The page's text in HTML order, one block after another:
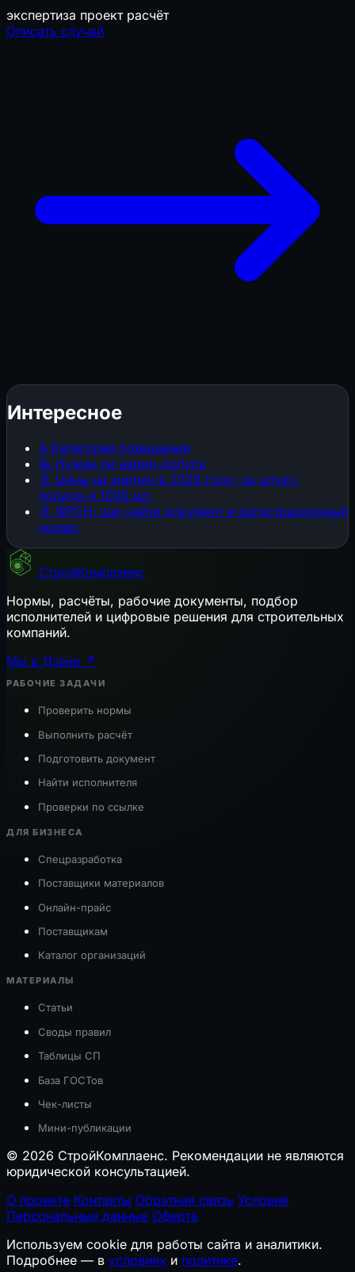
экспертиза проект расчёт
Описать случай
Интересное
А Категория помещения
📝 Нужен ли наряд-допуск
📄 Цены на кирпич в 2026 году: за штуку,
поддон и 1000 шт.
📄 ФРСН: как найти документ и регистрационный
номер
СтройКомплаенс
Нормы, расчёты, рабочие документы, подбор
исполнителей и цифровые решения для строительных
компаний.
Мы в Дзене ↗
РАБОЧИЕ ЗАДАЧИ
Проверить нормы
Выполнить расчёт
Подготовить документ
Найти исполнителя
Проверки по ссылке
ДЛЯ БИЗНЕСА
Спецразработка
Поставщики материалов
Онлайн-прайс
Поставщикам
Каталог организаций
МАТЕРИАЛЫ
Статьи
Своды правил
Таблицы СП
База ГОСТов
Чек-листы
Мини-публикации
© 2026 СтройКомплаенс. Рекомендации не являются
юридической консультацией.
О проекте Контакты Обратная связь Условия
Персональные данные Оферта
Используем cookie для работы сайта и аналитики.
Подробнее — в условиях и политике.